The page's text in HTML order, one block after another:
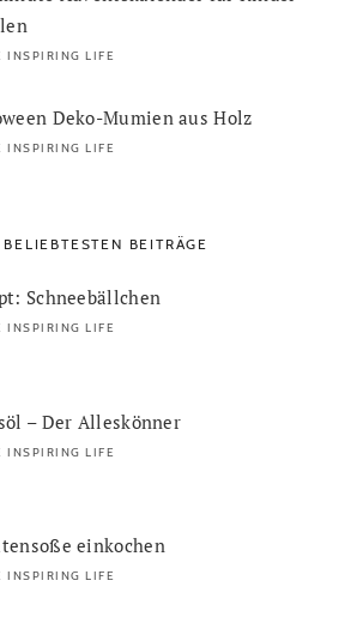
INSPIRING LIFE
Deko-Mumien aus Holz
INSPIRING LIFE
BEITRÄGE
Schneebällchen
INSPIRING LIFE
– Der Alleskönner
INSPIRING LIFE
einkochen
INSPIRING LIFE